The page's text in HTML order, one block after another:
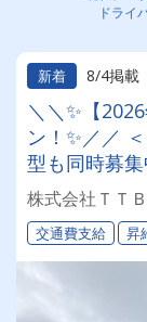
ドライ
新着
8/4掲載
＼＼✨【
ン！✨／／
型も同時募
大型トラック
べる働き方
流業界初め
株式会社ＴＴ
交通費支給 昇